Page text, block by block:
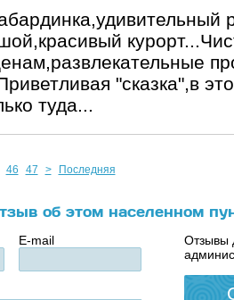
"сказка",в
туда...
46 47 > Последняя
об этом населенном
E-mail
Отзывы